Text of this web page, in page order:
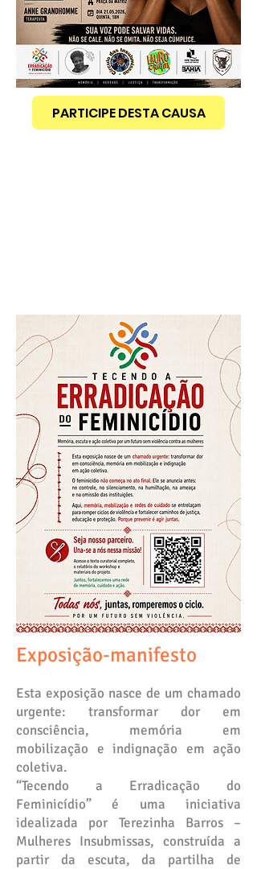
PARTICIPE DESTA CAUSA
Exposição-manifesto
Esta exposição nasce de um chamado
urgente: transformar dor em
consciência, memória em
mobilização e indignação em ação
coletiva.
“Tecendo a Erradicação do
Feminicídio” é uma iniciativa
idealizada por Terezinha Barros –
Mulheres Insubmissas, construída a
partir da escuta, da partilha de